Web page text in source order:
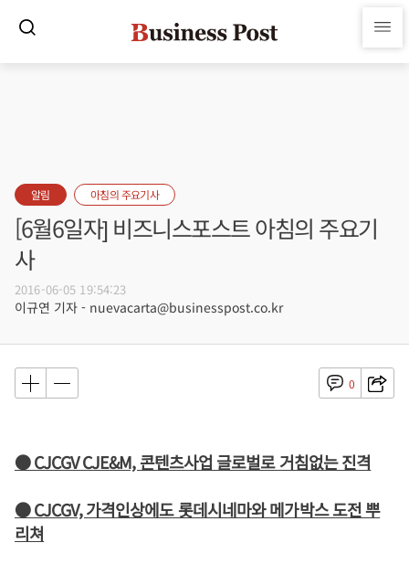
알림 아침의 주요기사
[6월6일자] 비즈니스포스트 아침의 주요기
사
2016-06-05 19:54:23
이규연 기자 - nuevacarta@businesspost.co.kr
0
● CJCGV CJE&M, 콘텐츠사업 글로벌로 거침없는 진격
● CJCGV, 가격인상에도 롯데시네마와 메가박스 도전 뿌
리쳐